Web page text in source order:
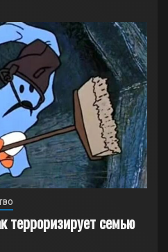
терроризирует семью